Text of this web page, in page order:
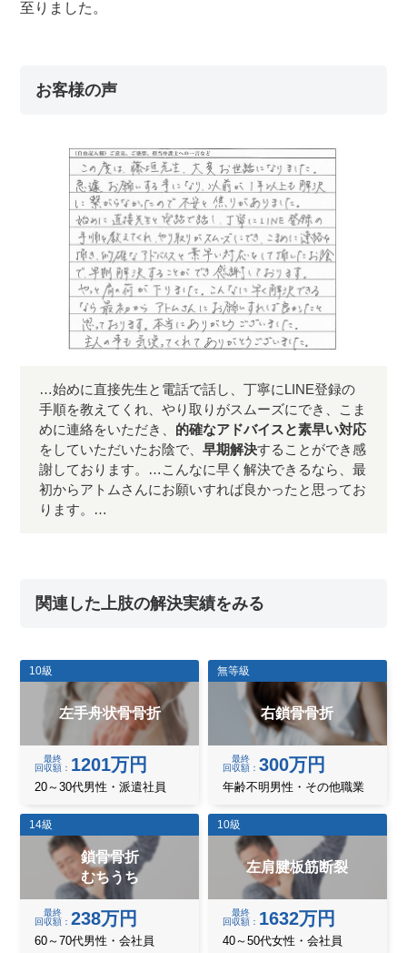
至りました。
お客様の声
…始めに直接先生と電話で話し、丁寧にLINE登録の
手順を教えてくれ、やり取りがスムーズにでき、こま
めに連絡をいただき、 的確なアドバイスと素早い対応
をしていただいたお陰で、 早期解決することができ感
謝しております。…こんなに早く解決できるなら、最
初からアトムさんにお願いすれば良かったと思ってお
ります。…
関連した上肢の解決実績をみる
10級
左手舟状骨骨折
最終
回収額
1201万円
20～30代男性・派遣社員
無等級
右鎖骨骨折
最終
回収額
300万円
年齢不明男性・その他職業
14級
鎖骨骨折
むちうち
最終
回収額
238万円
60～70代男性・会社員
10級
左肩腱板筋断裂
最終
回収額
1632万円
40～50代女性・会社員